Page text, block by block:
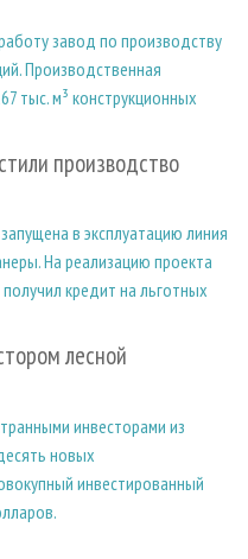
завод по производству
Производственная
тыс. м³ конструкционных
производство
в эксплуатацию линия
На реализацию проекта
кредит на льготных
лесной
инвесторами из
новых
инвестированный